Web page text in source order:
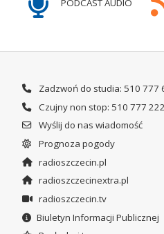
PODCAST AUDIO
Zadzwoń do studia: 510 777
Czujny non stop: 510 777 222
Wyślij do nas wiadomość
Prognoza pogody
radioszczecin.pl
radioszczecinextra.pl
radioszczecin.tv
Biuletyn Informacji Publicznej